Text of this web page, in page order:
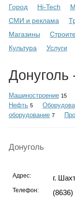
Город Hi-Tech
СМИ и реклама
Магазины
Культура
Услуги
Донуголь
Машиностроение 15
Нефть 5
оборудование 7
Донуголь
Адрес: г.
Телефон: